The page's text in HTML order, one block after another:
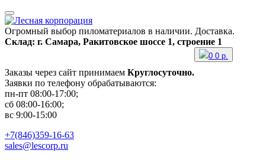
Огромный выбор пиломатериалов в наличии. Доставка.
Склад: г. Самара, Ракитовское шоссе 1, строение 1
Заказы через сайт принимаем Круглосуточно.
Заявки по телефону обрабатываются:
пн-пт 08:00-17:00;
сб 08:00-16:00;
вс 9:00-15:00
0 0 р.
+7(846)359-16-63
sales@lescorp.ru